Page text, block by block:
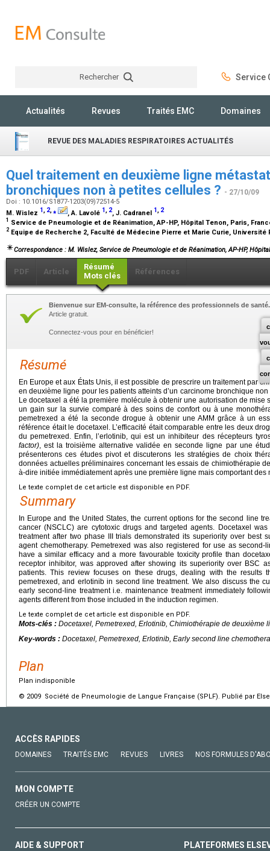
Rechercher Service
Actualités Revues Traités EMC Domaines
REVUE DES MALADIES RESPIRATOIRES ACTUALITÉS
Quel traitement en deuxième ligne
bronchiques non à petites cellules ? - 27/10/09
Doi : 10.1016/S1877-1203(09)72514-5
M. Wislez 1, 2,⁎ , A. Lavolé 1, 2, J. Cadranel 1, 2
1 Service de Pneumologie et de Réanimation, AP-HP, Hôpital Tenon, Paris,
2 Equipe de Recherche 2, Faculté de Médecine Pierre et Marie Curie, Université
Correspondance : M. Wislez, Service de Pneumologie et de Réanimation, AP-HP,
PDF Article
Résumé
Mots clés
Références
Bienvenue sur EM-consulte, la référence des professionnels de santé.
Article gratuit.
Connectez-vous pour en bénéficier!
Résumé
En Europe et aux États Unis, il est possible de prescrire un traitement par
en deuxième ligne pour les patients atteints d’un carcinome bronchique
Le docetaxel a été la première molécule à obtenir une autorisation de mise
un gain sur la survie comparé à des soins de confort ou à une
pemetrexed a été la seconde drogue à obtenir une AMM grâce à un
référence était le docetaxel. L’efficacité était comparable entre les deux
du pemetrexed. Enfin, l’erlotinib, qui est un inhibiteur des récepteurs
factor), est la troisième alternative validée en seconde ligne par une
présenterons ces études pivot et discuterons les stratégies de choix
données actuelles préliminaires concernant les essais de chimiothérapie
à-dire initiée immédiatement après une première ligne mais comportant des
Le texte complet de cet article est disponible en PDF.
Summary
In Europe and the United States, the current options for the second line
cancer (NSCLC) are cytotoxic drugs and targeted agents. Docetaxel
treatment after two phase III trials demonstrated its superiority over best
agent chemotherapy. Pemetrexed was also registered for use as
have a similar efficacy and a more favourable toxicity profile than
receptor inhibitor, was approved after showing its superiority over BSC
patients. This review focuses on these drugs, dealing with the results
pemetrexed, and erlotinib in second line treatment. We also discuss the
early second-line treatment i.e. maintenance treatment immediately
agents different from those included in the induction regimen.
Le texte complet de cet article est disponible en PDF.
Mots-clés : Docetaxel, Pemetrexed, Erlotinib, Chimiothérapie de deuxième
Key-words : Docetaxel, Pemetrexed, Erlotinib, Early second line
Plan
Plan indisponible
© 2009 Société de Pneumologie de Langue Française (SPLF). Publié par
ACCÈS RAPIDES
DOMAINES TRAITÉS EMC REVUES LIVRES NOS FORMULES
MON COMPTE
CRÉER UN COMPTE
AIDE & SUPPORT PLATEFORMES